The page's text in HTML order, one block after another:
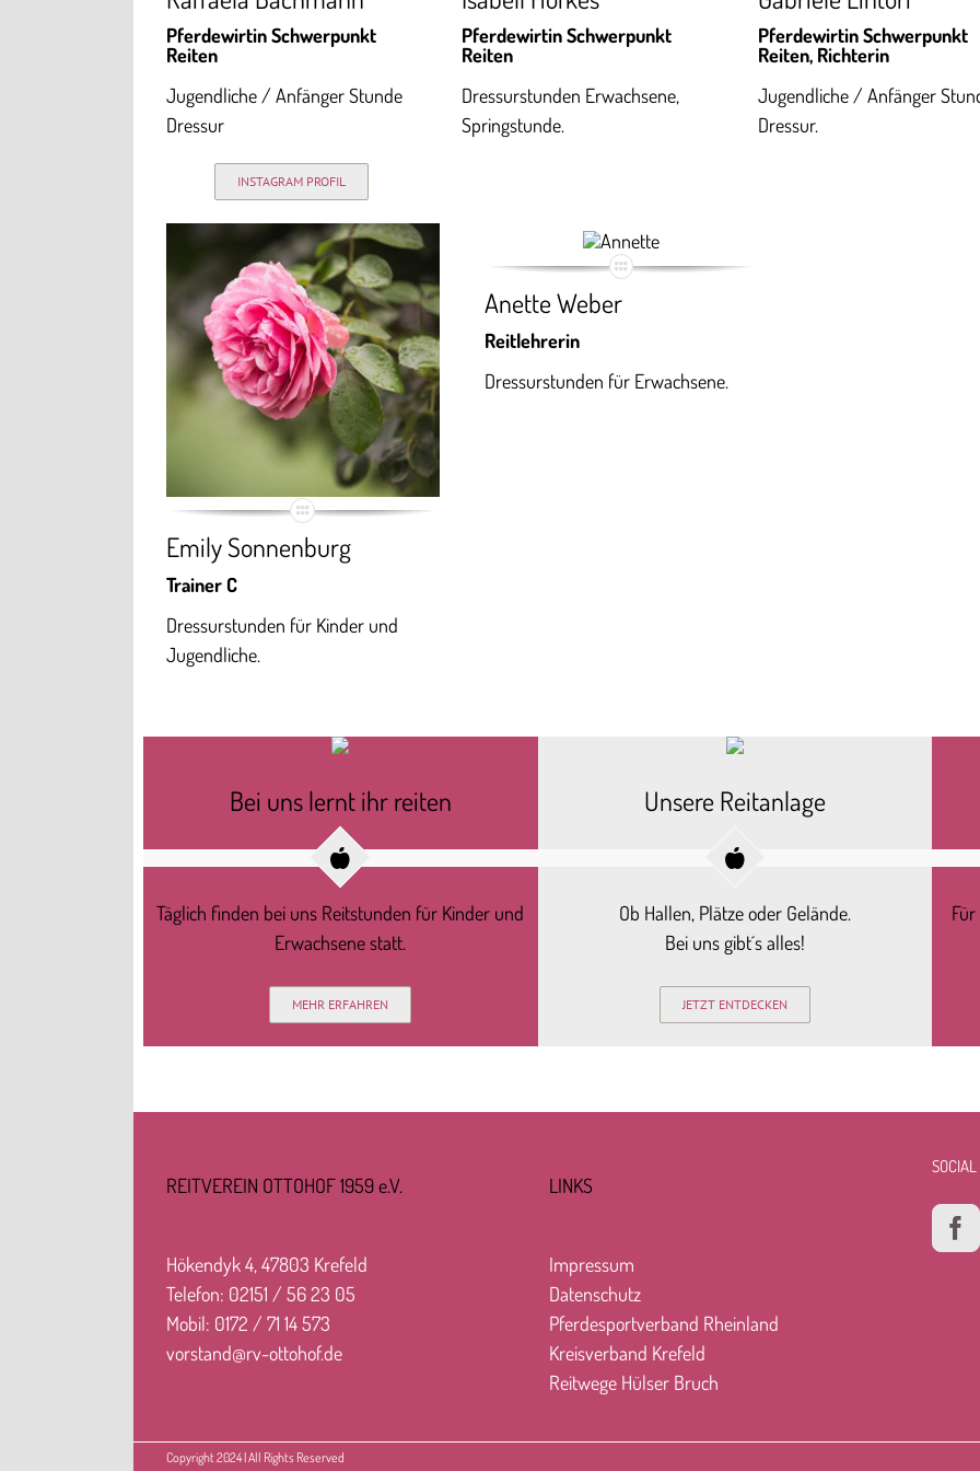
Pferdewirtin Schwerpunkt
Reiten
Jugendliche / Anfänger Stunde
Dressur
INSTAGRAM PROFIL
Pferdewirtin Schwerpunkt
Reiten
Dressurstunden Erwachsene,
Springstunde.
Pferdewirtin Schwerpunkt
Reiten, Richterin
Jugendliche / Anfänger
Dressur.
Emily Sonnenburg
Trainer C
Dressurstunden für Kinder und
Jugendliche.
Anette Weber
Reitlehrerin
Dressurstunden für Erwachsene.
Bei uns lernt ihr reiten
Täglich finden bei uns Reitstunden für Kinder und
Erwachsene statt.
MEHR ERFAHREN
Unsere Reitanlage
Ob Hallen, Plätze oder Gelände.
Bei uns gibt´s alles!
JETZT ENTDECKEN
REITVEREIN OTTOHOF 1959 e.V.
Hökendyk 4, 47803 Krefeld
Telefon: 02151 / 56 23 05
Mobil: 0172 / 71 14 573
vorstand@rv-ottohof.de
LINKS
Impressum
Datenschutz
Pferdesportverband Rheinland
Kreisverband Krefeld
Reitwege Hülser Bruch
Copyright 2024 | All Rights Reserved